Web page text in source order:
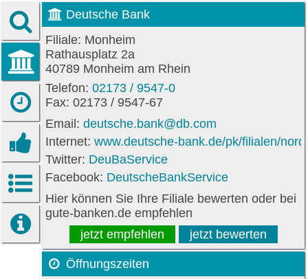
Deutsche Bank
Filiale: Monheim
Rathausplatz 2a
40789 Monheim am Rhein
Telefon: 02173 / 9547-0
Fax: 02173 / 9547-67
Email: deutsche.bank@db.com
Internet: www.deutsche-bank.de/pk/filialen/
Twitter: DeuBaService
Facebook: DeutscheBankService
Hier können Sie Ihre Filiale bewerten oder bei
gute-banken.de empfehlen
jetzt empfehlen
jetzt bewerten
Öffnungszeiten